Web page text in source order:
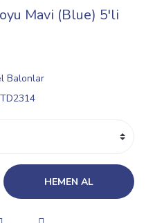
Mavi (Blue) 5'li
Balonlar
HEMEN AL